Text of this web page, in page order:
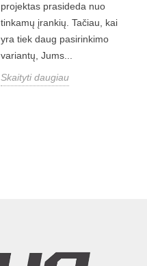
projektas prasideda nuo
tinkamų įrankių. Tačiau, kai
yra tiek daug pasirinkimo
variantų, Jums...
Skaityti daugiau